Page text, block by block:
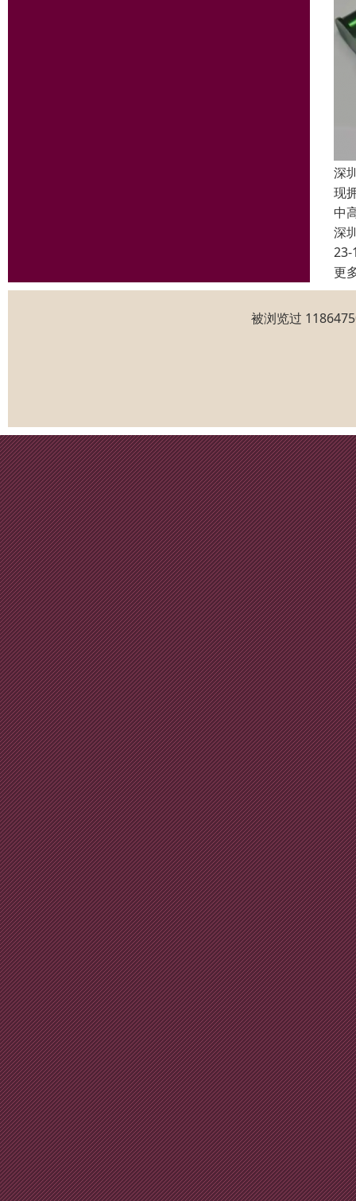
深
现
中
深
23-
更
被浏览过